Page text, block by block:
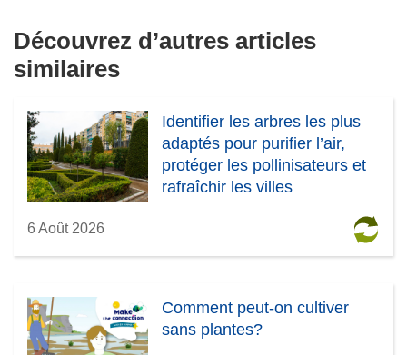
e
l
l
f
e
n
ê
r
e
Découvrez d’autres articles
similaires
Identifier les arbres les plus
adaptés pour purifier l’air,
protéger les pollinisateurs et
rafraîchir les villes
6 Août 2026
Comment peut-on cultiver
sans plantes?